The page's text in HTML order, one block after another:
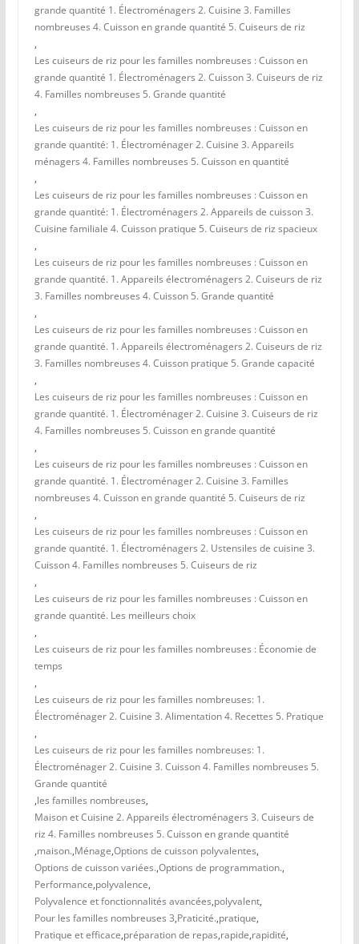
grande quantité 1. Électroménagers 2. Cuisine 3. Familles
nombreuses 4. Cuisson en grande quantité 5. Cuiseurs de riz
,
Les cuiseurs de riz pour les familles nombreuses : Cuisson en
grande quantité 1. Électroménagers 2. Cuisson 3. Cuiseurs de riz
4. Familles nombreuses 5. Grande quantité
,
Les cuiseurs de riz pour les familles nombreuses : Cuisson en
grande quantité: 1. Électroménager 2. Cuisine 3. Appareils
ménagers 4. Familles nombreuses 5. Cuisson en quantité
,
Les cuiseurs de riz pour les familles nombreuses : Cuisson en
grande quantité: 1. Électroménagers 2. Appareils de cuisson 3.
Cuisine familiale 4. Cuisson pratique 5. Cuiseurs de riz spacieux
,
Les cuiseurs de riz pour les familles nombreuses : Cuisson en
grande quantité. 1. Appareils électroménagers 2. Cuiseurs de riz
3. Familles nombreuses 4. Cuisson 5. Grande quantité
,
Les cuiseurs de riz pour les familles nombreuses : Cuisson en
grande quantité. 1. Appareils électroménagers 2. Cuiseurs de riz
3. Familles nombreuses 4. Cuisson pratique 5. Grande capacité
,
Les cuiseurs de riz pour les familles nombreuses : Cuisson en
grande quantité. 1. Électroménager 2. Cuisine 3. Cuiseurs de riz
4. Familles nombreuses 5. Cuisson en grande quantité
,
Les cuiseurs de riz pour les familles nombreuses : Cuisson en
grande quantité. 1. Électroménager 2. Cuisine 3. Familles
nombreuses 4. Cuisson en grande quantité 5. Cuiseurs de riz
,
Les cuiseurs de riz pour les familles nombreuses : Cuisson en
grande quantité. 1. Électroménagers 2. Ustensiles de cuisine 3.
Cuisson 4. Familles nombreuses 5. Cuiseurs de riz
,
Les cuiseurs de riz pour les familles nombreuses : Cuisson en
grande quantité. Les meilleurs choix
,
Les cuiseurs de riz pour les familles nombreuses : Économie de
temps
,
Les cuiseurs de riz pour les familles nombreuses: 1.
Électroménager 2. Cuisine 3. Alimentation 4. Recettes 5. Pratique
,
Les cuiseurs de riz pour les familles nombreuses: 1.
Électroménager 2. Cuisine 3. Cuisson 4. Familles nombreuses 5.
Grande quantité
,les familles nombreuses,
Maison et Cuisine 2. Appareils électroménagers 3. Cuiseurs de
riz 4. Familles nombreuses 5. Cuisson en grande quantité
,maison.,Ménage,Options de cuisson polyvalentes,
Options de cuisson variées.,Options de programmation.,
Performance,polyvalence,
Polyvalence et fonctionnalités avancées,polyvalent,
Pour les familles nombreuses 3,Praticité.,pratique,
Pratique et efficace,préparation de repas,rapide,rapidité,